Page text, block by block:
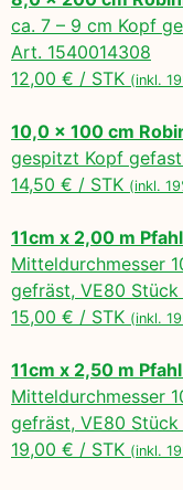
ca. 7 – 9 cm Kopf
Art. 1540014308
12,00 € / STK (inkl.
10,0 x 100 cm
gespitzt Kopf
14,50 € / STK (inkl.
11cm x 2,00 m
Mitteldurchmesser
gefräst, VE80
15,00 € / STK (inkl.
11cm x 2,50 m
Mitteldurchmesser
gefräst, VE80
19,00 € / STK (inkl.